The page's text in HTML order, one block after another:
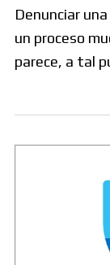
Denunciar
un proceso
parece, a tal